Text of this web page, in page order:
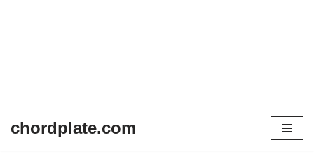
chordplate.com